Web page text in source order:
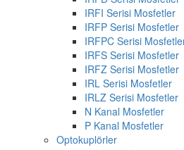
IRFI Serisi Mosfetler
IRFP Serisi Mosfetler
IRFPC Serisi
IRFS Serisi Mosfetler
IRFZ Serisi Mosfetler
IRL Serisi Mosfetler
IRLZ Serisi Mosfetler
N Kanal Mosfetler
P Kanal Mosfetler
Optokuplörler